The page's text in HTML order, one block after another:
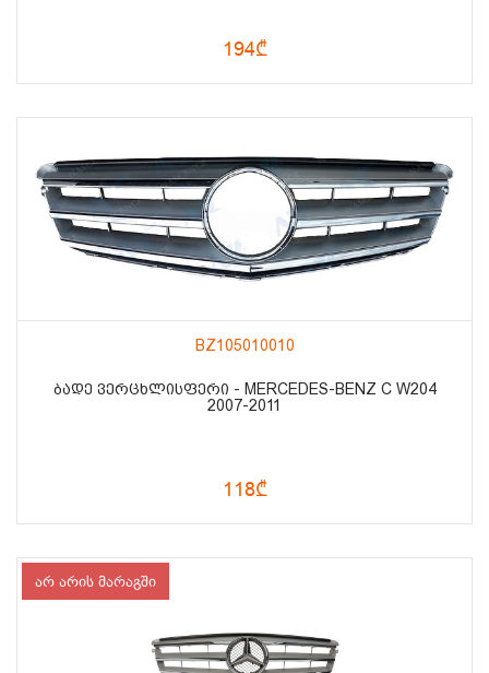
194₾
BZ105010010
ᲑᲐᲓᲔ ᲕᲔᲠᲪᲮᲚᲘᲡᲤᲔᲠᲘ - MERCEDES-BENZ C W204
2007-2011
118₾
არ არის მარაგში